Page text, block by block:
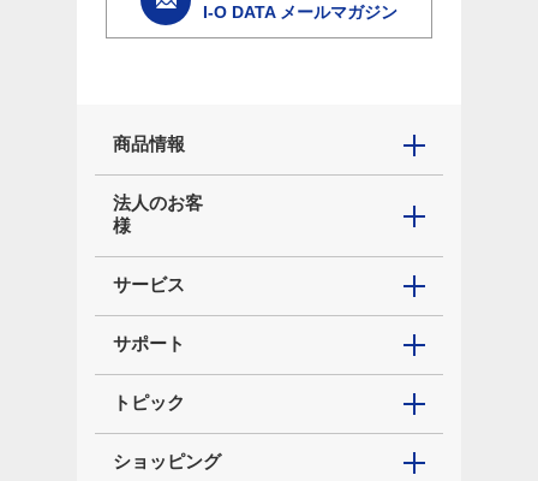
I-O DATA メールマガジン
商品情報
法人のお客
様
サービス
サポート
トピック
ショッピング